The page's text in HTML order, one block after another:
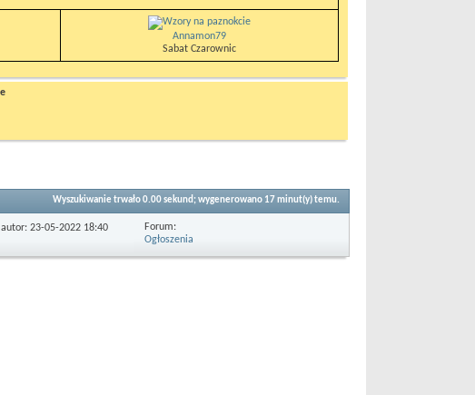
Annamon79
Sabat Czarownic
Wyszukiwanie trwało0.00sekund; wygenerowano 17 minut(y) temu.
23-05-2022 18:40
Forum:
Ogłoszenia